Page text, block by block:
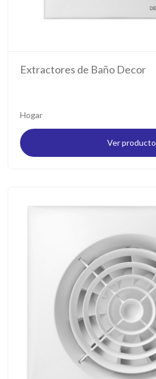
Extractores de Baño Decor
Hogar
Ver producto